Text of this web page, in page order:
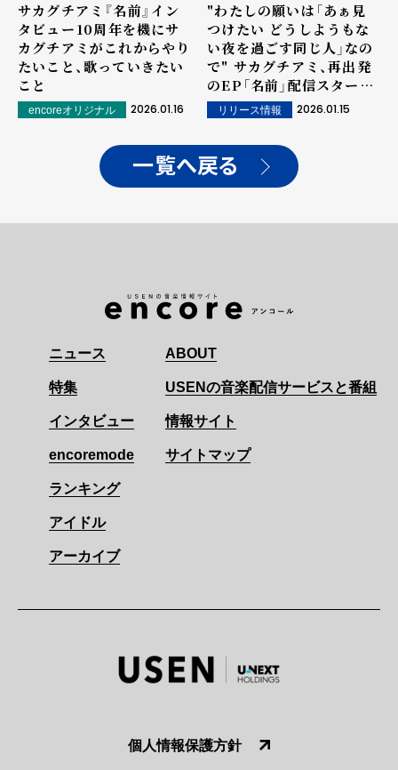
サカグチアミ『名前』イン
タビュー――10周年を機にサ
カグチアミがこれからやり
たいこと、歌っていきたい
こと
encoreオリジナル 2026.01.16
"わたしの願いは「あぁ見
つけたい どうしようもな
い夜を過ごす同じ人」なの
で" サカグチアミ、再出発
のEP「名前」配信スター
ト！リリース情報 2026.01.15
一覧へ戻る
ニュース
特集
インタビュー
encoremode
ランキング
アイドル
アーカイブ
ABOUT
USENの音楽配信サービスと番組
情報サイト
サイトマップ
個人情報保護方針